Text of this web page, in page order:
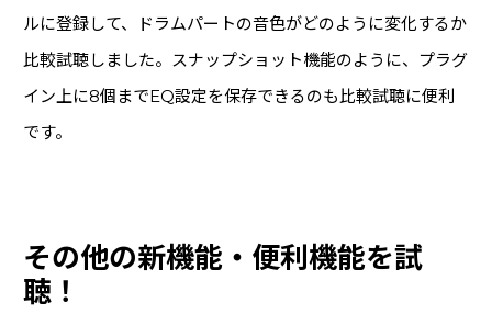
ルに登録して、ドラムパートの音色がどのように変化するか
比較試聴しました。スナップショット機能のように、プラグ
イン上に8個までEQ設定を保存できるのも比較試聴に便利
です。
その他の新機能・便利機能を試
聴！